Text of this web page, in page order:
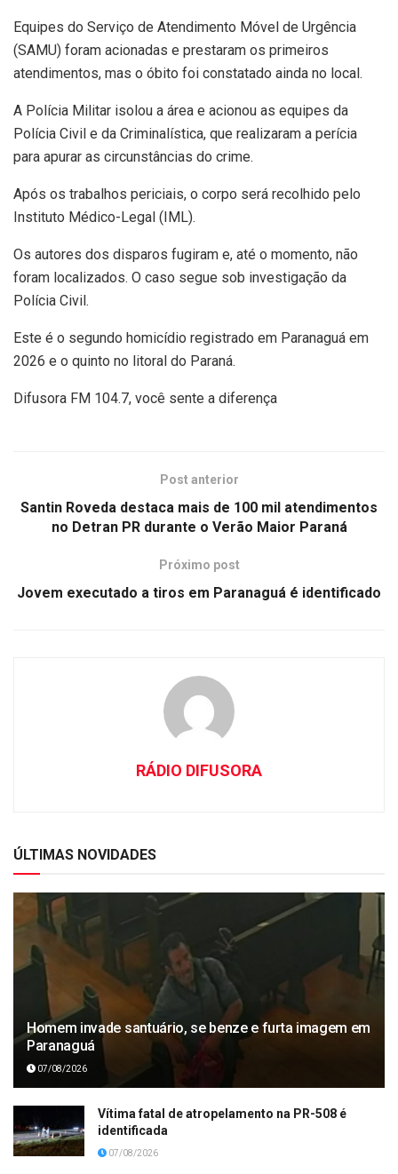
Equipes do Serviço de Atendimento Móvel de Urgência
(SAMU) foram acionadas e prestaram os primeiros
atendimentos, mas o óbito foi constatado ainda no local.
A Polícia Militar isolou a área e acionou as equipes da
Polícia Civil e da Criminalística, que realizaram a perícia
para apurar as circunstâncias do crime.
Após os trabalhos periciais, o corpo será recolhido pelo
Instituto Médico-Legal (IML).
Os autores dos disparos fugiram e, até o momento, não
foram localizados. O caso segue sob investigação da
Polícia Civil.
Este é o segundo homicídio registrado em Paranaguá em
2026 e o quinto no litoral do Paraná.
Difusora FM 104.7, você sente a diferença
Post anterior
Santin Roveda destaca mais de 100 mil atendimentos
no Detran PR durante o Verão Maior Paraná
Próximo post
Jovem executado a tiros em Paranaguá é identificado
RÁDIO DIFUSORA
ÚLTIMAS NOVIDADES
Homem invade santuário, se benze e furta imagem em
Paranaguá
07/08/2026
Vítima fatal de atropelamento na PR-508 é
identificada
07/08/2026